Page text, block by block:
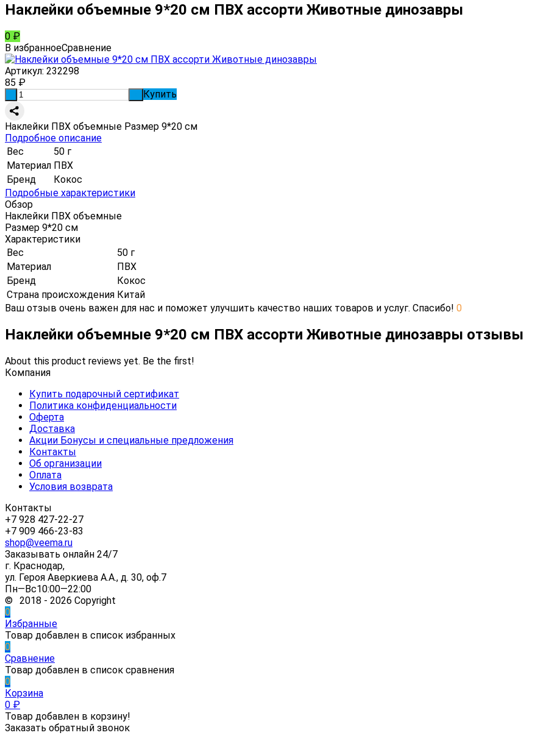
Наклейки объемные 9*20 см ПВХ ассорти Животные динозавры
0 ₽
В избранноеСравнение
Артикул: 232298
85 ₽
Купить
Наклейки ПВХ объемные Размер 9*20 см
Подробное описание
Вес
50 г
Материал ПВХ
Бренд
Кокос
Подробные характеристики
Обзор
Наклейки ПВХ объемные
Размер 9*20 см
Характеристики
Вес
50 г
Материал
ПВХ
Бренд
Кокос
Страна происхождения Китай
Ваш отзыв очень важен для нас и поможет улучшить качество наших товаров и услуг. Спасибо! 0
Наклейки объемные 9*20 см ПВХ ассорти Животные динозавры отзывы
About this product reviews yet. Be the first!
Компания
Купить подарочный сертификат
Политика конфиденциальности
Оферта
Доставка
Акции Бонусы и специальные предложения
Контакты
Об организации
Оплата
Условия возврата
Контакты
+7 928 427-22-27
+7 909 466-23-83
shop@veema.ru
Заказывать онлайн 24/7
г. Краснодар,
ул. Героя Аверкиева А.А., д. 30, оф.7
Пн—Вс10:00—22:00
© 2018 - 2026 Copyright
0
Избранные
Товар добавлен в список избранных
0
Сравнение
Товар добавлен в список сравнения
0
Корзина
0 ₽
Товар добавлен в корзину!
Заказать обратный звонок